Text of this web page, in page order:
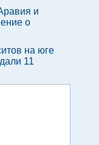
и
о
на юге
11